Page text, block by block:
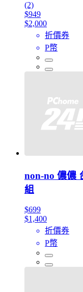
(2)
$949
$2,000
折價券
P幣
non-no 儂儂
組
$699
$1,400
折價券
P幣